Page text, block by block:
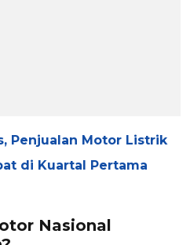
Penjualan Motor Listrik
di Kuartal Pertama
Nasional